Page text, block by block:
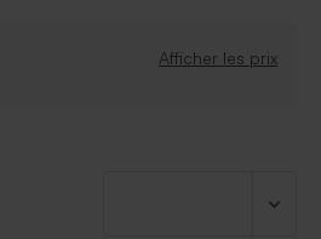
Afficher les prix